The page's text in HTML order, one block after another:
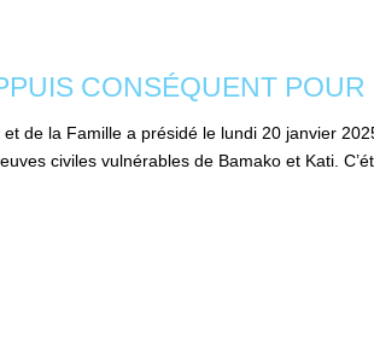
CONSÉQUENT
de la Famille a présidé le lundi 20 janvier
civiles vulnérables de Bamako et Kati.